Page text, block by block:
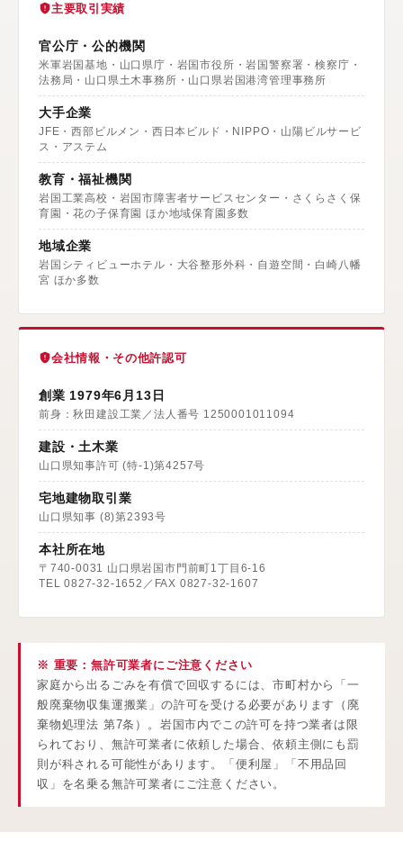
主要取引実績
官公庁・公的機関
米軍岩国基地・山口県庁・岩国市役所・岩国警察署・検察庁・
法務局・山口県土木事務所・山口県岩国港湾管理事務所
大手企業
JFE・西部ビルメン・西日本ビルド・NIPPO・山陽ビルサービ
ス・アステム
教育・福祉機関
岩国工業高校・岩国市障害者サービスセンター・さくらさく保
育園・花の子保育園 ほか地域保育園多数
地域企業
岩国シティビューホテル・大谷整形外科・自遊空間・白崎八幡
宮 ほか多数
会社情報・その他許認可
創業 1979年6月13日
前身：秋田建設工業／法人番号 1250001011094
建設・土木業
山口県知事許可 (特-1)第4257号
宅地建物取引業
山口県知事 (8)第2393号
本社所在地
〒740-0031 山口県岩国市門前町1丁目6-16
TEL 0827-32-1652／FAX 0827-32-1607
※ 重要：無許可業者にご注意ください
家庭から出るごみを有償で回収するには、市町村から「一
般廃棄物収集運搬業」の許可を受ける必要があります（廃
棄物処理法 第7条）。岩国市内でこの許可を持つ業者は限
られており、無許可業者に依頼した場合、依頼主側にも罰
則が科される可能性があります。「便利屋」「不用品回
収」を名乗る無許可業者にご注意ください。